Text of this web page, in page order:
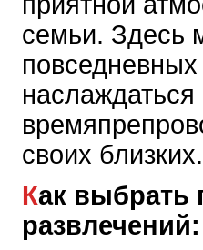
семьи. Здесь
повседневных
своих близких.
Как выбрать подходящий парк
развлечений: